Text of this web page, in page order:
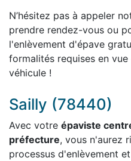
N’hésitez pas à appeler
prendre rendez-vous ou
l'enlèvement d'épave
formalités requises en
véhicule !
Sailly (78440)
Avec votre épaviste
préfecture, vous n'aurez
processus d'enlèvement